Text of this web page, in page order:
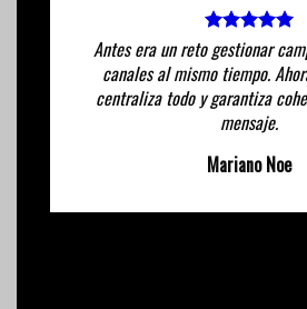
Antes era un reto gestionar
canales al mismo tiempo.
centraliza todo y garantiza
mensaje.
Mariano Noe